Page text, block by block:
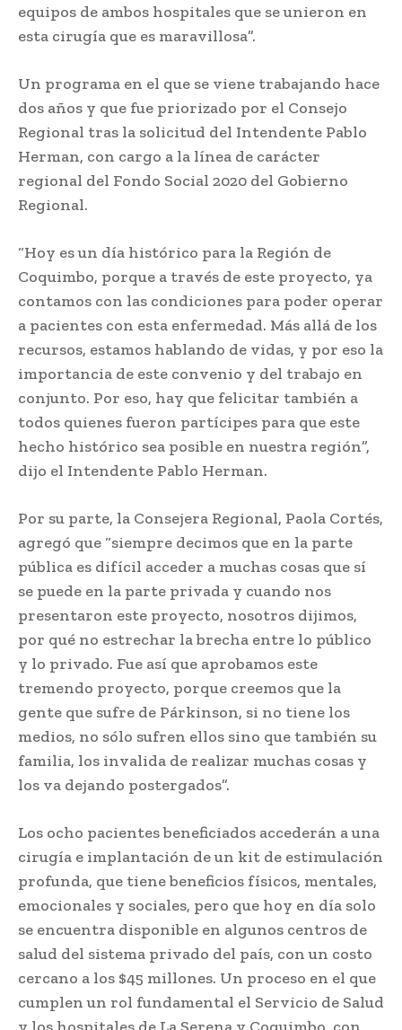
equipos de ambos hospitales que se unieron en
esta cirugía que es maravillosa”.
Un programa en el que se viene trabajando hace
dos años y que fue priorizado por el Consejo
Regional tras la solicitud del Intendente Pablo
Herman, con cargo a la línea de carácter
regional del Fondo Social 2020 del Gobierno
Regional.
“Hoy es un día histórico para la Región de
Coquimbo, porque a través de este proyecto, ya
contamos con las condiciones para poder operar
a pacientes con esta enfermedad. Más allá de los
recursos, estamos hablando de vidas, y por eso la
importancia de este convenio y del trabajo en
conjunto. Por eso, hay que felicitar también a
todos quienes fueron partícipes para que este
hecho histórico sea posible en nuestra región”,
dijo el Intendente Pablo Herman.
Por su parte, la Consejera Regional, Paola Cortés,
agregó que “siempre decimos que en la parte
pública es difícil acceder a muchas cosas que sí
se puede en la parte privada y cuando nos
presentaron este proyecto, nosotros dijimos,
por qué no estrechar la brecha entre lo público
y lo privado. Fue así que aprobamos este
tremendo proyecto, porque creemos que la
gente que sufre de Párkinson, si no tiene los
medios, no sólo sufren ellos sino que también su
familia, los invalida de realizar muchas cosas y
los va dejando postergados”.
Los ocho pacientes beneficiados accederán a una
cirugía e implantación de un kit de estimulación
profunda, que tiene beneficios físicos, mentales,
emocionales y sociales, pero que hoy en día solo
se encuentra disponible en algunos centros de
salud del sistema privado del país, con un costo
cercano a los $45 millones. Un proceso en el que
cumplen un rol fundamental el Servicio de Salud